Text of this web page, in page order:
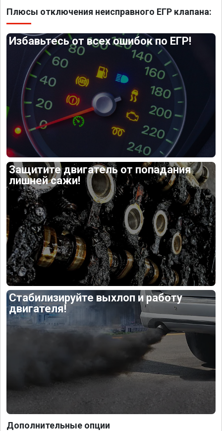
Плюсы отключения неисправного ЕГР клапана:
Избавьтесь от всех ошибок по ЕГР!
Защитите двигатель от попадания
лишней сажи!
Стабилизируйте выхлоп и работу
двигателя!
Дополнительные опции